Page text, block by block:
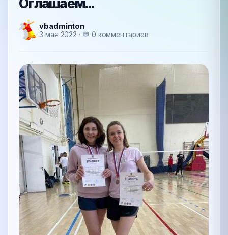
Оглашаем...
vbadminton
3 мая 2022 · 💬 0 комментариев